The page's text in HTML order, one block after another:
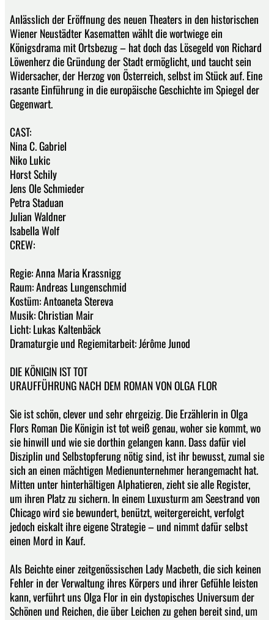
Anlässlich der Eröffnung des neuen Theaters in den historischen
Wiener Neustädter Kasematten wählt die wortwiege ein
Königsdrama mit Ortsbezug – hat doch das Lösegeld von Richard
Löwenherz die Gründung der Stadt ermöglicht, und taucht sein
Widersacher, der Herzog von Österreich, selbst im Stück auf. Eine
rasante Einführung in die europäische Geschichte im Spiegel der
Gegenwart.
CAST:
Nina C. Gabriel
Niko Lukic
Horst Schily
Jens Ole Schmieder
Petra Staduan
Julian Waldner
Isabella Wolf
CREW:
Regie: Anna Maria Krassnigg
Raum: Andreas Lungenschmid
Kostüm: Antoaneta Stereva
Musik: Christian Mair
Licht: Lukas Kaltenbäck
Dramaturgie und Regiemitarbeit: Jérôme Junod
DIE KÖNIGIN IST TOT
URAUFFÜHRUNG NACH DEM ROMAN VON OLGA FLOR
Sie ist schön, clever und sehr ehrgeizig. Die Erzählerin in Olga
Flors Roman Die Königin ist tot weiß genau, woher sie kommt, wo
sie hinwill und wie sie dorthin gelangen kann. Dass dafür viel
Disziplin und Selbstopferung nötig sind, ist ihr bewusst, zumal sie
sich an einen mächtigen Medienunternehmer herangemacht hat.
Mitten unter hinterhältigen Alphatieren, zieht sie alle Register,
um ihren Platz zu sichern. In einem Luxusturm am Seestrand von
Chicago wird sie bewundert, benützt, weitergereicht, verfolgt
jedoch eiskalt ihre eigene Strategie – und nimmt dafür selbst
einen Mord in Kauf.
Als Beichte einer zeitgenössischen Lady Macbeth, die sich keinen
Fehler in der Verwaltung ihres Körpers und ihrer Gefühle leisten
kann, verführt uns Olga Flor in ein dystopisches Universum der
Schönen und Reichen, die über Leichen zu gehen bereit sind, um